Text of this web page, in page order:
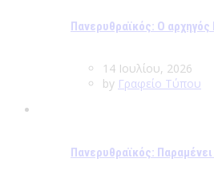
Πανερυθραϊκός: Ο αρχηγός
14 Ιουλίου, 2026
by Γραφείο Τύπου
Πανερυθραϊκός: